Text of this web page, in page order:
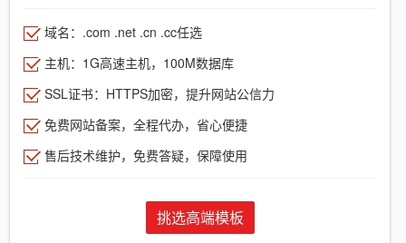
域名：.com .net .cn .cc任选
主机：1G高速主机，100M数据库
SSL证书：HTTPS加密，提升网站公信力
免费网站备案，全程代办，省心便捷
售后技术维护，免费答疑，保障使用
挑选高端模板